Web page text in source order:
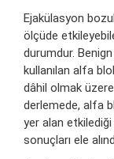
Ejakülasyon
ölçüde
durumdur.
kullanılan alfa
dâhil olmak
derlemede, alfa
yer alan
sonuçları ele